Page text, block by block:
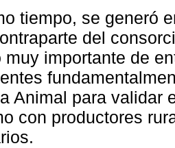
tiempo, se generó
del
muy importante de
Animal para validar
con productores